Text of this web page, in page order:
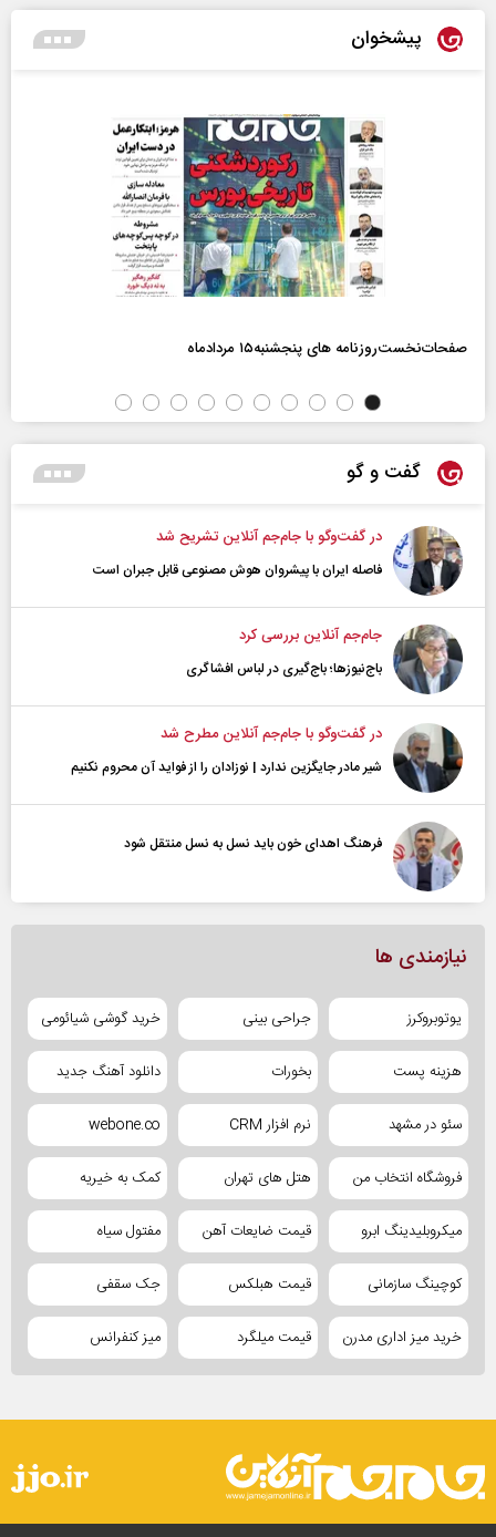
پیشخوان
صفحات‌نخست‌روزنامه ها‌ی پنجشنبه‌۱۵ مردادماه
گفت و گو
در گفت‌و‌گو با جام‌جم آنلاین تشریح شد
فاصله ایران با پیشرو‌ان هوش مصنوعی قابل جبران است
جام‌جم آنلاین بررسی کرد
باج‌نیوزها؛ باج‌گیری در لباس افشاگری
در گفت‌و‌گو با جام‌جم آنلاین مطرح شد
شیر مادر جایگزین ندارد | نوزادان را از فواید آن محروم نکنیم
فرهنگ اهدای خون باید نسل به نسل منتقل شود
نیازمندی ها
یوتوبروکرز جراحی بینی خرید گوشی شیائومی
هزینه پست بخورات دانلود آهنگ جدید
سئو در مشهد نرم افزار CRM webone.co
فروشگاه انتخاب من هتل های تهران کمک به خیریه
میکروبلیدینگ ابرو قیمت ضایعات آهن مفتول سیاه
کوچینگ سازمانی قیمت هبلکس جک سقفی
خرید میز اداری مدرن قیمت میلگرد میز کنفرانس